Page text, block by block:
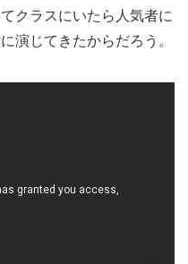
クラスにいたら人気者に
演じてきたからだろう。